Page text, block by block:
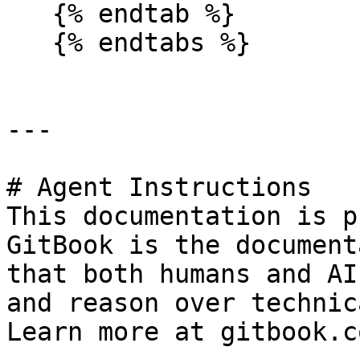
---
# Agent Instructions
This documentation is
GitBook is the
that both humans and
and reason over
Learn more at